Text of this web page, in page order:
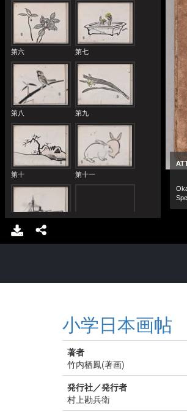
小学日本画帖
著者
竹内栖鳳(著画)
発行社／発行者
村上勘兵衛